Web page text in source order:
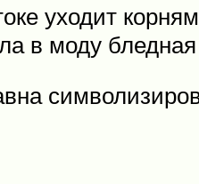
уходит
в моду